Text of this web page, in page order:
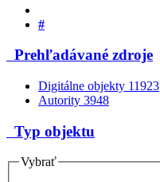
#
Prehľadávané zdroje
Digitálne objekty 11923
Autority 3948
Typ objektu
Vybrať